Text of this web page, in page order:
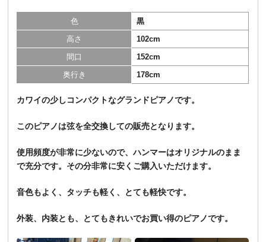
色
黒
高さ
102cm
間口
152cm
奥行き
178cm
カワイの少しコンパクトなグランドピアノです。
このピアノは弦を全交換しての販売となります。
使用頻度が非常に少ないので、ハンマーはオリジナルのまま
で充分です。その分非常に安くご購入いただけます。
音色もよく、タッチも軽く、とても軽快です。
外装、内装とも、とてもきれいでお買い得のピアノです。